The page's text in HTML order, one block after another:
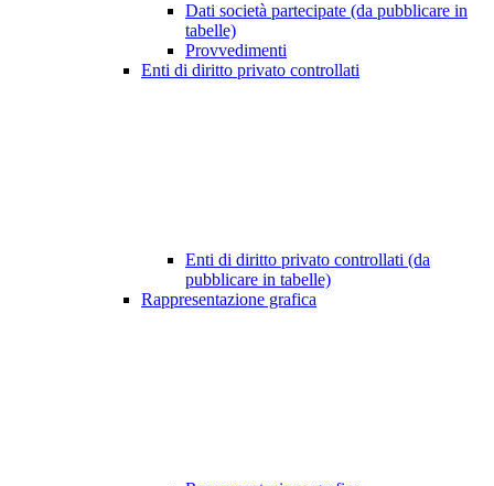
Dati società partecipate (da pubblicare in
tabelle)
Provvedimenti
Enti di diritto privato controllati
Enti di diritto privato controllati (da
pubblicare in tabelle)
Rappresentazione grafica